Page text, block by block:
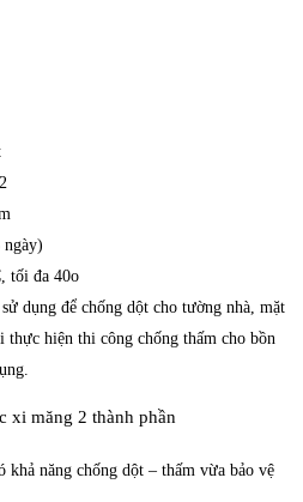
tối đa 40o
dụng để chống dột cho tường nhà, mặt
thực hiện thi công chống thấm cho bồn
xi măng 2 thành phần
khả năng chống dột – thấm vừa bảo vệ